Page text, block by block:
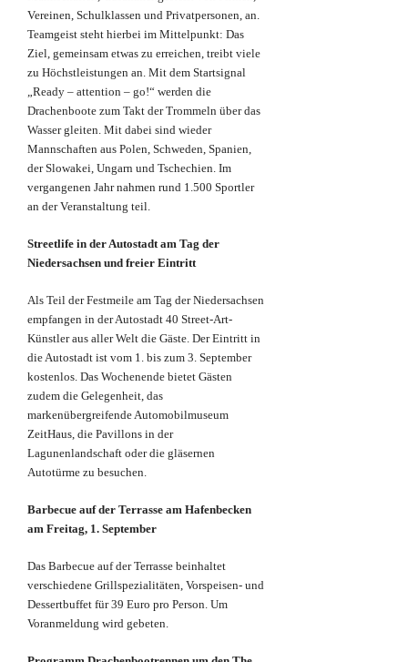
Vereinen, Schulklassen und Privatpersonen, an.
Teamgeist steht hierbei im Mittelpunkt: Das
Ziel, gemeinsam etwas zu erreichen, treibt viele
zu Höchstleistungen an. Mit dem Startsignal
„Ready – attention – go!“ werden die
Drachenboote zum Takt der Trommeln über das
Wasser gleiten. Mit dabei sind wieder
Mannschaften aus Polen, Schweden, Spanien,
der Slowakei, Ungarn und Tschechien. Im
vergangenen Jahr nahmen rund 1.500 Sportler
an der Veranstaltung teil.
Streetlife in der Autostadt am Tag der
Niedersachsen und freier Eintritt
Als Teil der Festmeile am Tag der Niedersachsen
empfangen in der Autostadt 40 Street-Art-
Künstler aus aller Welt die Gäste. Der Eintritt in
die Autostadt ist vom 1. bis zum 3. September
kostenlos. Das Wochenende bietet Gästen
zudem die Gelegenheit, das
markenübergreifende Automobilmuseum
ZeitHaus, die Pavillons in der
Lagunenlandschaft oder die gläsernen
Autotürme zu besuchen.
Barbecue auf der Terrasse am Hafenbecken
am Freitag, 1. September
Das Barbecue auf der Terrasse beinhaltet
verschiedene Grillspezialitäten, Vorspeisen- und
Dessertbuffet für 39 Euro pro Person. Um
Voranmeldung wird gebeten.